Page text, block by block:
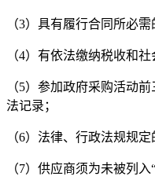
（3）具有履行合同所必需
（4） 有依法缴纳税收和社
（5） 参加政府采购活动
法记录；
（6）法律、行政法规规定
（7） 供应商须为未被列入